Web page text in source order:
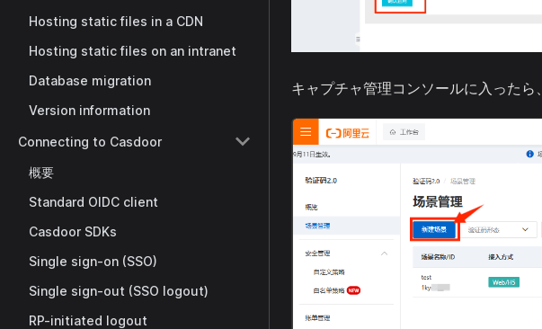
Hosting static files in a CDN
Hosting static files on an intranet
Database migration
Version information
Connecting to Casdoor
概要
Standard OIDC client
Casdoor SDKs
Single sign-on (SSO)
Single sign-out (SSO logout)
RP-initiated logout
キャプチャ管理コンソールに入ったら、